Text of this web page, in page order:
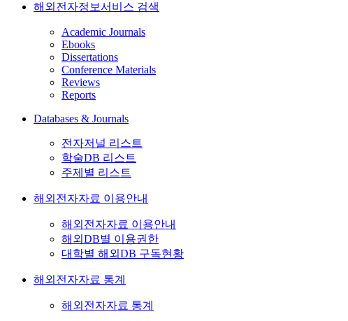
해외전자정보서비스 검색
Academic Journals
Ebooks
Dissertations
Conference Materials
Reviews
Reports
Databases & Journals
전자저널 리스트
학술DB 리스트
주제별 리스트
해외전자자료 이용안내
해외전자자료 이용안내
해외DB별 이용권한
대학별 해외DB 구독현황
해외전자자료 통계
해외전자자료 통계